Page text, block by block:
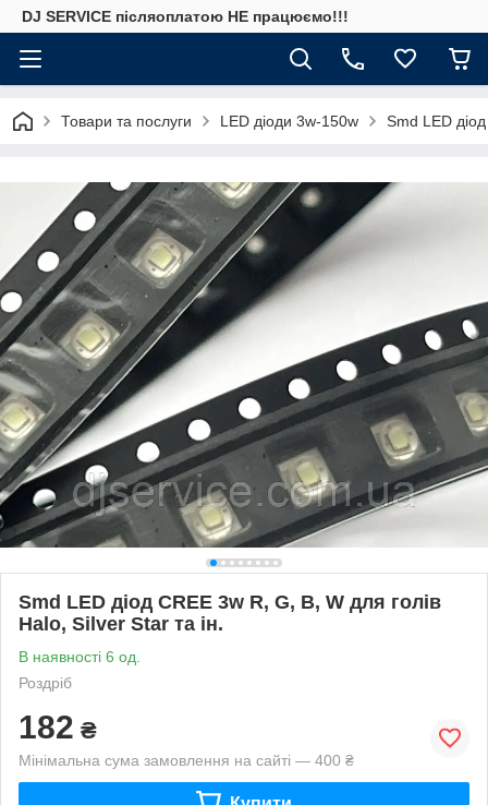
DJ SERVICE пiсляоплатою НЕ працюємо!!!
Товари та послуги LED діоди 3w-150w Smd LED
Smd LED діод CREE 3w R, G, B, W для голів
Halo, Silver Star та ін.
В наявності 6 од.
Роздріб
182 ₴
Мінімальна сума замовлення на сайті — 400 ₴